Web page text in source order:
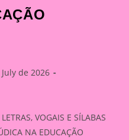
de 2026
VOGAIS E SÍLABAS
NA EDUCAÇÃO